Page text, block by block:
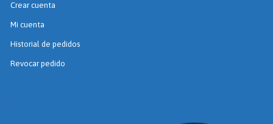
Crear cuenta
Mi cuenta
Historial de pedidos
Revocar pedido